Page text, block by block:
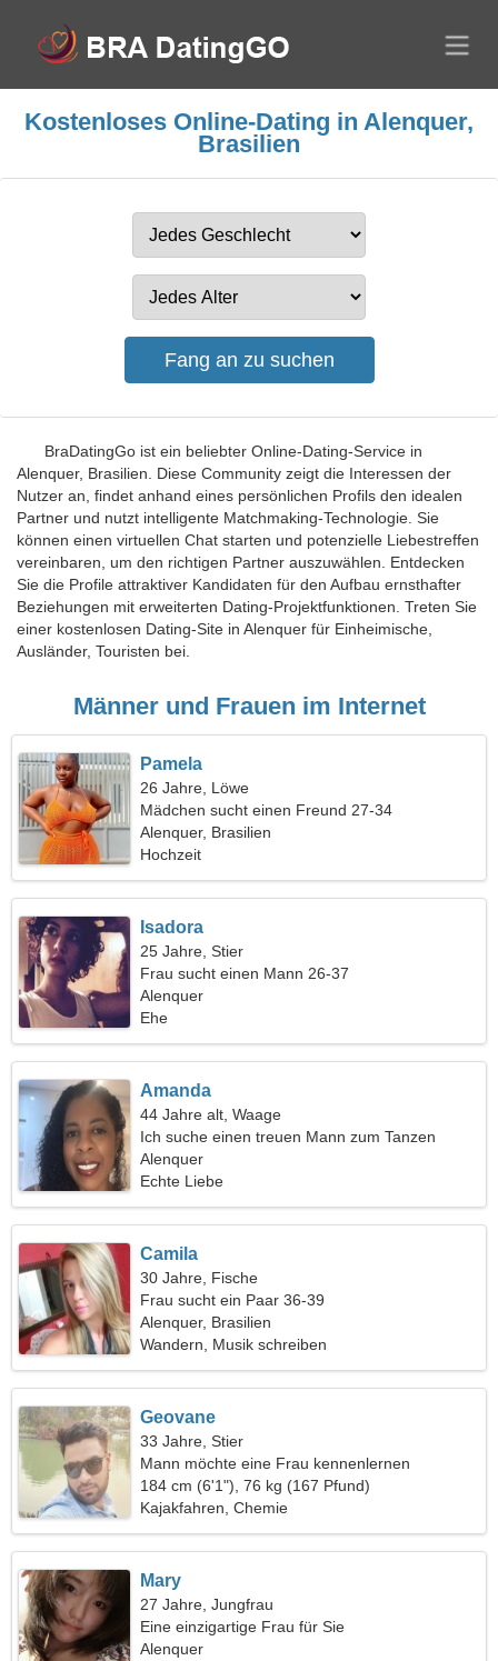
Kostenloses Online-Dating in Alenquer,
Brasilien
BraDatingGo ist ein beliebter Online-Dating-Service in
Alenquer, Brasilien. Diese Community zeigt die Interessen der
Nutzer an, findet anhand eines persönlichen Profils den idealen
Partner und nutzt intelligente Matchmaking-Technologie. Sie
können einen virtuellen Chat starten und potenzielle Liebestreffen
vereinbaren, um den richtigen Partner auszuwählen. Entdecken
Sie die Profile attraktiver Kandidaten für den Aufbau ernsthafter
Beziehungen mit erweiterten Dating-Projektfunktionen. Treten Sie
einer kostenlosen Dating-Site in Alenquer für Einheimische,
Ausländer, Touristen bei.
Männer und Frauen im Internet
Pamela
26 Jahre, Löwe
Mädchen sucht einen Freund 27-34
Alenquer, Brasilien
Hochzeit
Isadora
25 Jahre, Stier
Frau sucht einen Mann 26-37
Alenquer
Ehe
Amanda
44 Jahre alt, Waage
Ich suche einen treuen Mann zum Tanzen
Alenquer
Echte Liebe
Camila
30 Jahre, Fische
Frau sucht ein Paar 36-39
Alenquer, Brasilien
Wandern, Musik schreiben
Geovane
33 Jahre, Stier
Mann möchte eine Frau kennenlernen
184 cm (6'1"), 76 kg (167 Pfund)
Kajakfahren, Chemie
Mary
27 Jahre, Jungfrau
Eine einzigartige Frau für Sie
Alenquer